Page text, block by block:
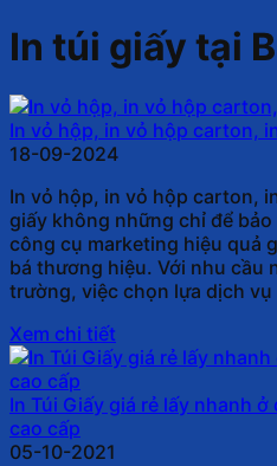
In túi giấy tại
In vỏ hộp, in vỏ hộp carton,
18-09-2024
In vỏ hộp, in vỏ hộp carton,
giấy không những chỉ để bảo
công cụ marketing hiệu quả
bá thương hiệu. Với nhu cầu
trường, việc chọn lựa dịch
Xem chi tiết
In Túi Giấy giá rẻ lấy nhanh
cao cấp
05-10-2021